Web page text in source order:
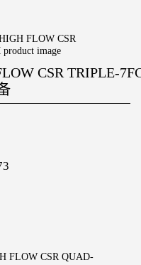
CSR TRIPLE-